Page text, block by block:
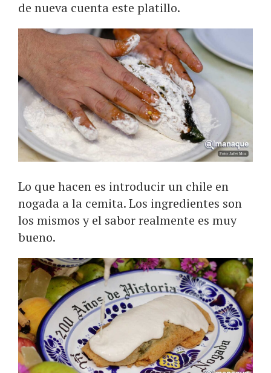
de nueva cuenta este platillo.
Lo que hacen es introducir un chile en
nogada a la cemita. Los ingredientes son
los mismos y el sabor realmente es muy
bueno.